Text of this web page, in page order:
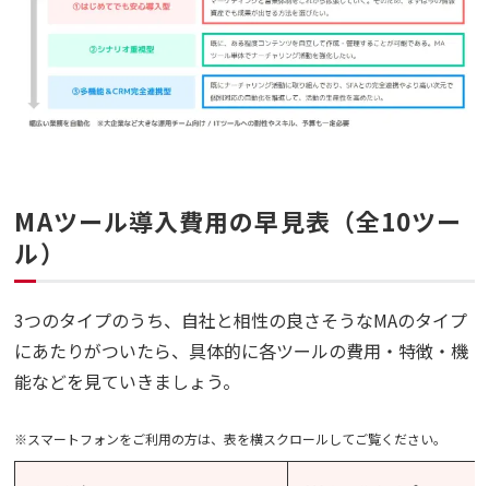
MAツール導入費用の早見表（全10ツー
ル）
3つのタイプのうち、自社と相性の良さそうなMAのタイプ
にあたりがついたら、具体的に各ツールの費用・特徴・機
能などを見ていきましょう。
※スマートフォンをご利用の方は、表を横スクロールしてご覧ください。